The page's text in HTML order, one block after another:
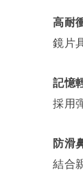
高耐
鏡片
記憶
採用
防滑
結合